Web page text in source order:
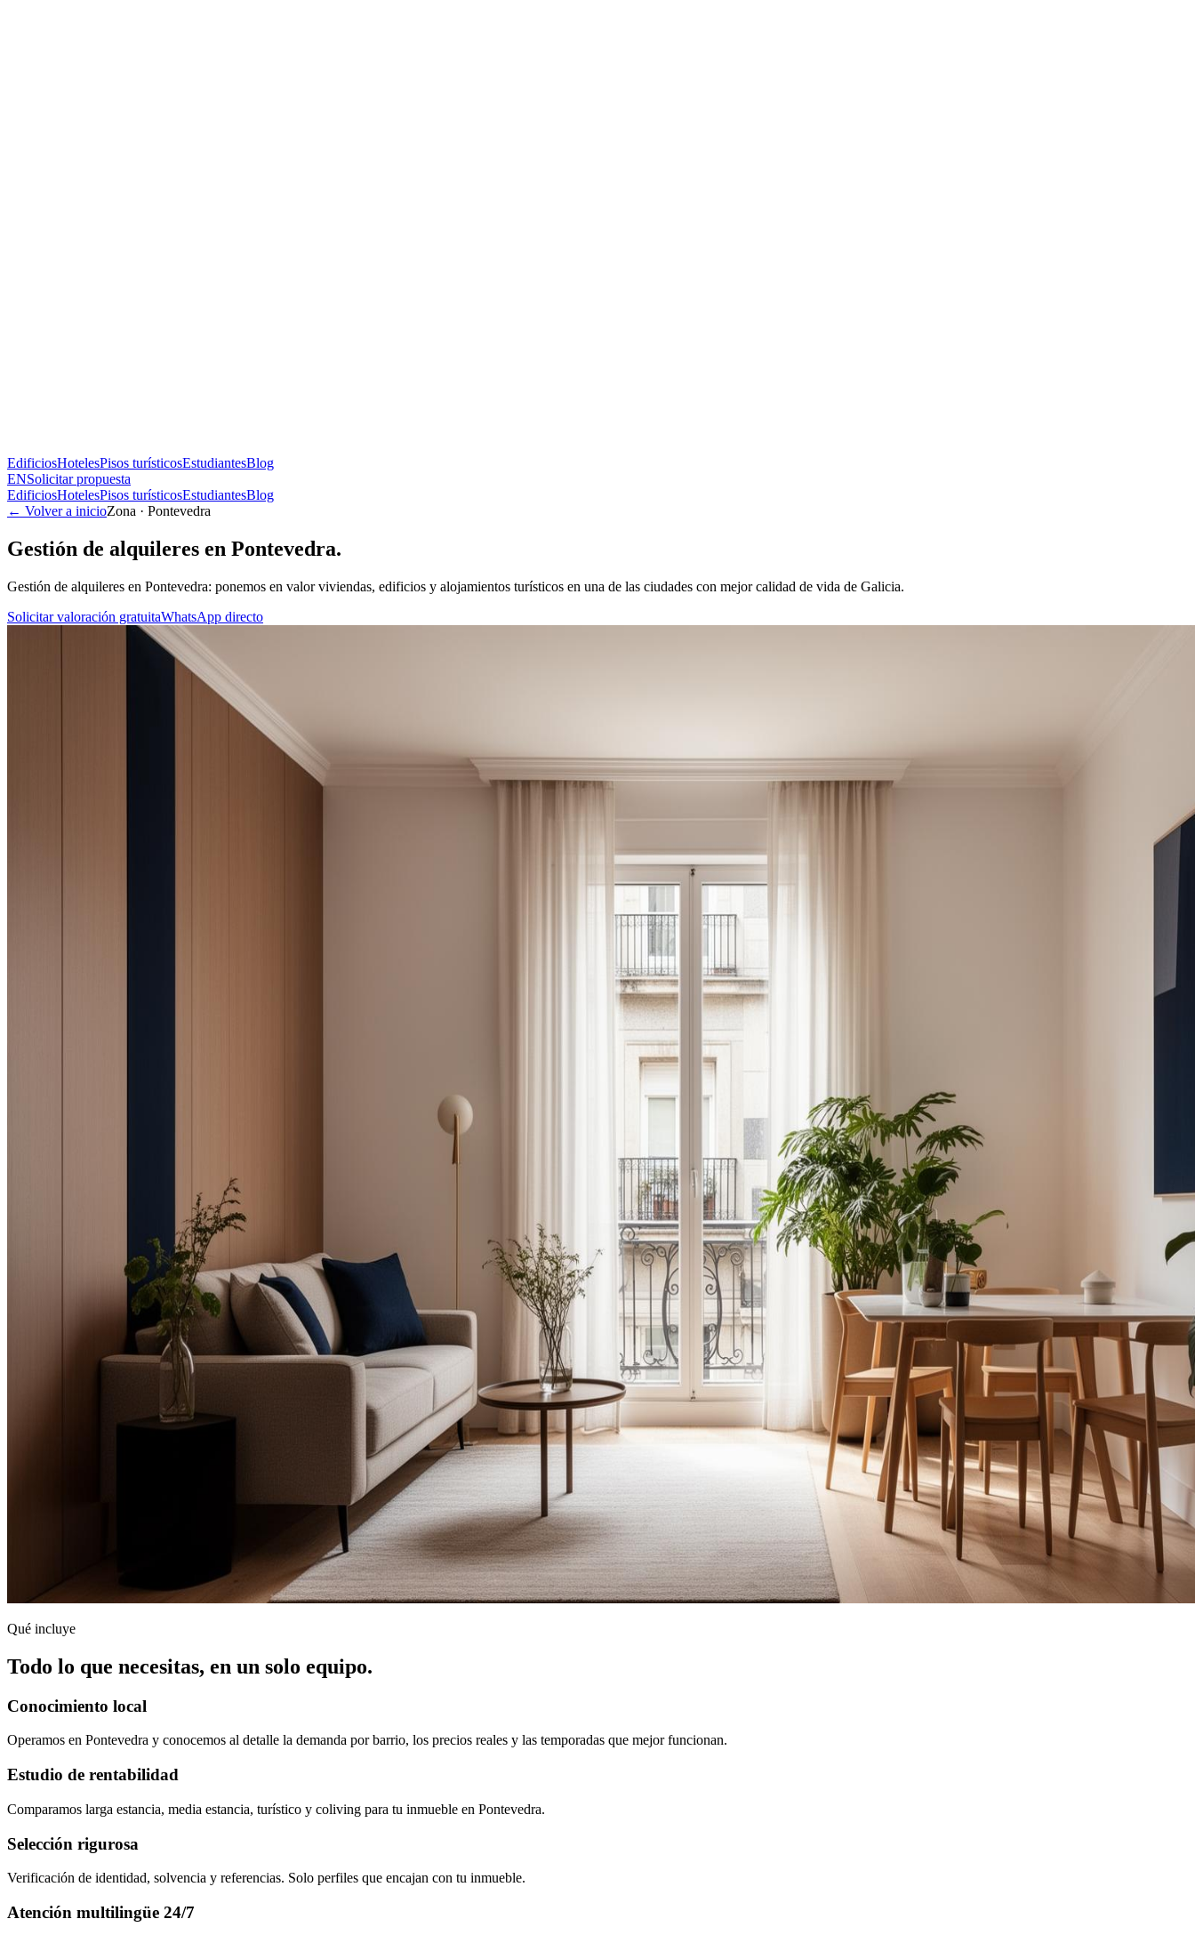
EdificiosHotelesPisos turísticosEstudiantesBlog
ENSolicitar propuesta
EdificiosHotelesPisos turísticosEstudiantesBlog
← Volver a inicioZona · Pontevedra
Gestión de alquileres en Pontevedra.
Gestión de alquileres en Pontevedra: ponemos en valor viviendas, edificios y alojamientos turísticos en una de las ciudades con mejor calidad de vida de Galicia.
Solicitar valoración gratuitaWhatsApp directo
Qué incluye
Todo lo que necesitas, en un solo equipo.
Conocimiento local
Operamos en Pontevedra y conocemos al detalle la demanda por barrio, los precios reales y las temporadas que mejor funcionan.
Estudio de rentabilidad
Comparamos larga estancia, media estancia, turístico y coliving para tu inmueble en Pontevedra.
Selección rigurosa
Verificación de identidad, solvencia y referencias. Solo perfiles que encajan con tu inmueble.
Atención multilingüe 24/7